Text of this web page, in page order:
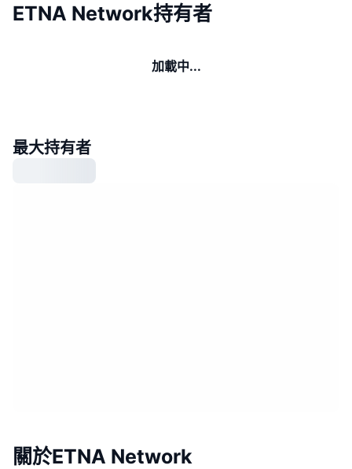
ETNA Network持有者
加載中...
最大持有者
關於ETNA Network